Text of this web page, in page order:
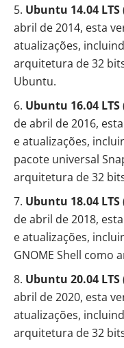
Ubuntu 14.04
abril de 2014, esta
atualizações,
arquitetura de 32
Ubuntu.
Ubuntu 16.04
de abril de 2016,
e atualizações,
pacote universal
arquitetura de 32
Ubuntu 18.04
de abril de 2018,
e atualizações,
GNOME Shell como
Ubuntu 20.04 LTS
abril de 2020, esta
atualizações,
arquitetura de 32